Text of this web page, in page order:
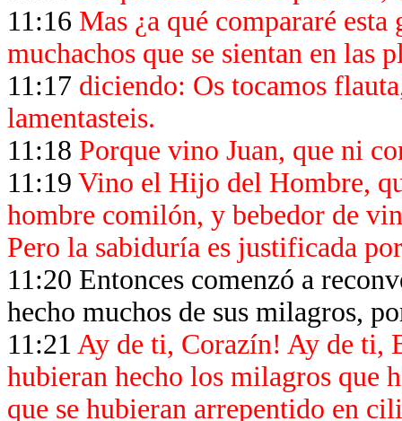
11:16 Mas ¿a qué compararé
muchachos que se sientan en las
11:17 diciendo: Os tocamos
lamentasteis.
11:18 Porque vino Juan, que ni
11:19 Vino el Hijo del Hombre,
hombre comilón, y bebedor de
Pero la sabiduría es justificada
11:20 Entonces comenzó a
hecho muchos de sus milagros,
11:21 Ay de ti, Corazín! Ay de ti,
hubieran hecho los milagros que
que se hubieran arrepentido en